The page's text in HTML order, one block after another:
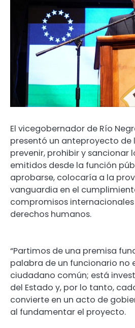
El vicegobernador de Río
presentó un anteproyecto de
prevenir, prohibir y sancionar
emitidos desde la función
aprobarse, colocaría a la
vanguardia en el
compromisos
derechos humanos.
“Partimos de una premisa
palabra de un funcionario no
ciudadano común; está
del Estado y, por lo tanto,
convierte en un acto de
al fundamentar el proyecto.